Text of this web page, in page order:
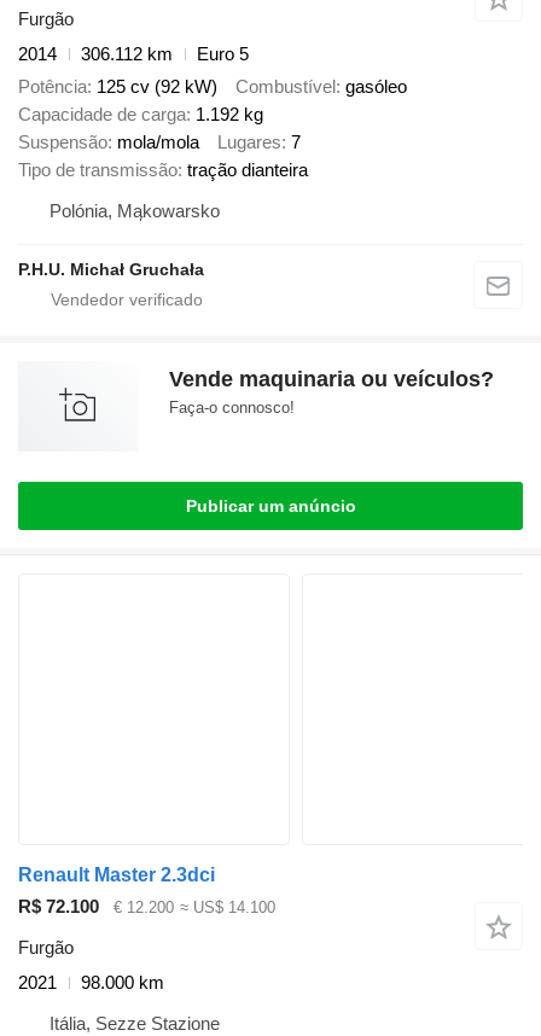
Furgão
2014
306.112 km
Euro 5
Potência 125 cv (92 kW) Combustível gasóleo
Capacidade de carga 1.192 kg
Suspensão mola/mola Lugares 7
Tipo de transmissão tração dianteira
Polónia, Mąkowarsko
P.H.U. Michał Gruchała
Vende maquinaria ou veículos?
Faça-o connosco!
Publicar um anúncio
Renault Master 2.3dci
R$ 72.100
€ 12.200 ≈ US$ 14.100
Furgão
2021
98.000 km
Itália, Sezze Stazione